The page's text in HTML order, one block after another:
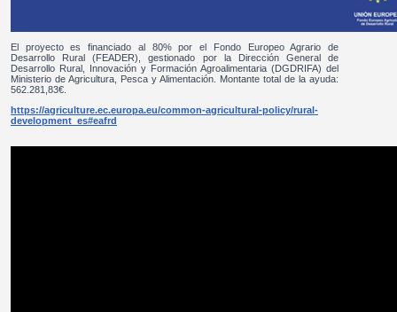
El proyecto es financiado al 80% por el Fondo Europeo Agrario de
Desarrollo Rural (FEADER), gestionado por la Dirección General de
Desarrollo Rural, Innovación y Formación Agroalimentaria (DGDRIFA) del
Ministerio de Agricultura, Pesca y Alimentación. Montante total de la ayuda:
562.281,83€.
https://agriculture.ec.europa.eu/common-agricultural-policy/rural-
development_es#eafrd